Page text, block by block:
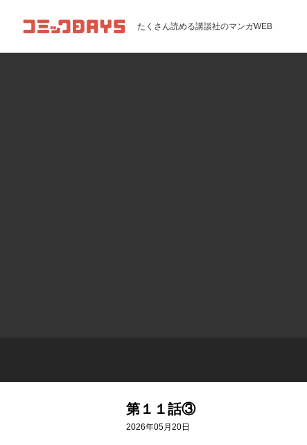
コミックDAYS たくさん読める講談社のマンガWEB
第１１話③
2026年05月20日